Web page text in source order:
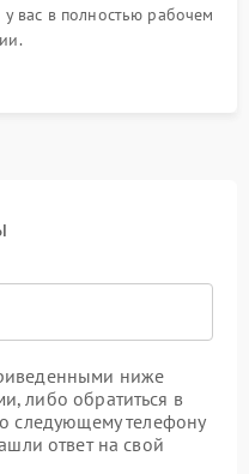
вас в полностью рабочем
ниже
либо обратиться в
следующему телефону
ответ на свой